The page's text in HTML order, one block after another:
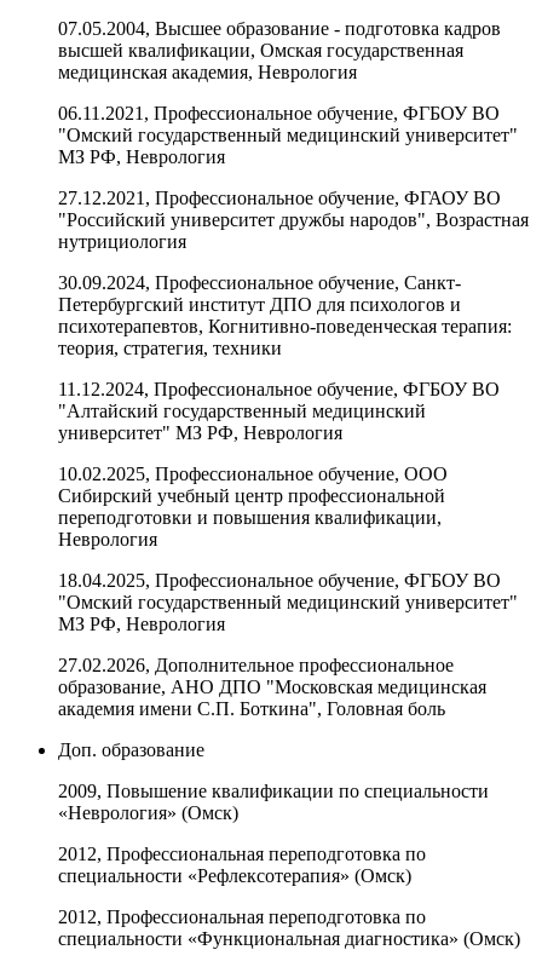
07.05.2004, Высшее образование - подготовка кадров
высшей квалификации, Омская государственная
медицинская академия, Неврология
06.11.2021, Профессиональное обучение, ФГБОУ ВО
"Омский государственный медицинский университет"
МЗ РФ, Неврология
27.12.2021, Профессиональное обучение, ФГАОУ ВО
"Российский университет дружбы народов", Возрастная
нутрициология
30.09.2024, Профессиональное обучение, Санкт-
Петербургский институт ДПО для психологов и
психотерапевтов, Когнитивно-поведенческая терапия:
теория, стратегия, техники
11.12.2024, Профессиональное обучение, ФГБОУ ВО
"Алтайский государственный медицинский
университет" МЗ РФ, Неврология
10.02.2025, Профессиональное обучение, ООО
Сибирский учебный центр профессиональной
переподготовки и повышения квалификации,
Неврология
18.04.2025, Профессиональное обучение, ФГБОУ ВО
"Омский государственный медицинский университет"
МЗ РФ, Неврология
27.02.2026, Дополнительное профессиональное
образование, АНО ДПО "Московская медицинская
академия имени С.П. Боткина", Головная боль
Доп. образование
2009, Повышение квалификации по специальности
«Неврология» (Омск)
2012, Профессиональная переподготовка по
специальности «Рефлексотерапия» (Омск)
2012, Профессиональная переподготовка по
специальности «Функциональная диагностика» (Омск)